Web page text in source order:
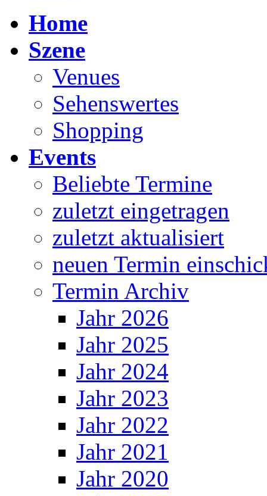
Home
Szene
Venues
Sehenswertes
Shopping
Events
Beliebte Termine
zuletzt eingetragen
zuletzt aktualisiert
neuen Termin
Termin Archiv
Jahr 2026
Jahr 2025
Jahr 2024
Jahr 2023
Jahr 2022
Jahr 2021
Jahr 2020